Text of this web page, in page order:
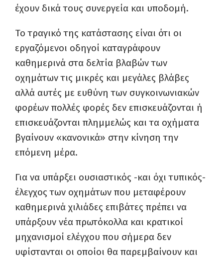
έχουν δικά τους συνεργεία και υποδομή.
Το τραγικό της κατάστασης είναι ότι οι
εργαζόμενοι οδηγοί καταγράφουν
καθημερινά στα δελτία βλαβών των
οχημάτων τις μικρές και μεγάλες βλάβες
αλλά αυτές με ευθύνη των συγκοινωνιακών
φορέων πολλές φορές δεν επισκευάζονται ή
επισκευάζονται πλημμελώς και τα οχήματα
βγαίνουν «κανονικά» στην κίνηση την
επόμενη μέρα.
Για να υπάρξει ουσιαστικός -και όχι τυπικός-
έλεγχος των οχημάτων που μεταφέρουν
καθημερινά χιλιάδες επιβάτες πρέπει να
υπάρξουν νέα πρωτόκολλα και κρατικοί
μηχανισμοί ελέγχου που σήμερα δεν
υφίστανται οι οποίοι θα παρεμβαίνουν και